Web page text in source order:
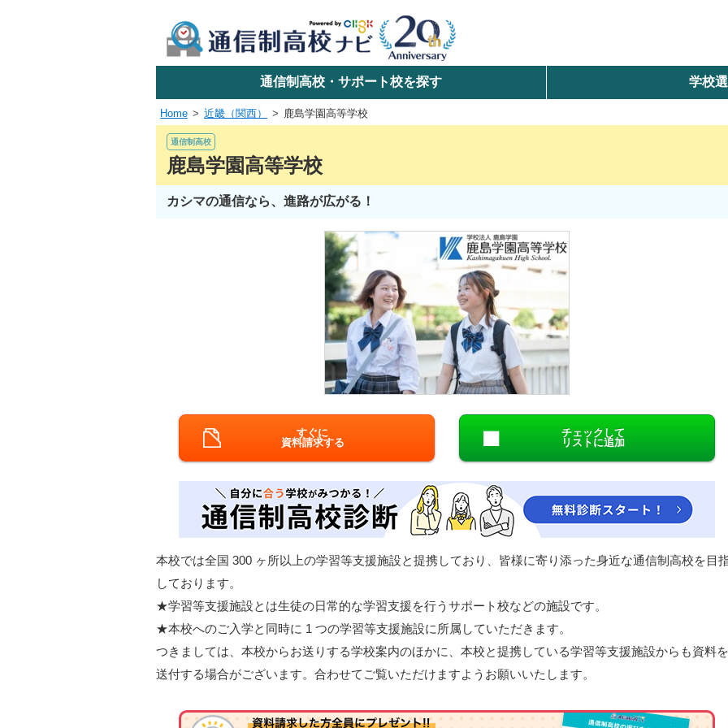
学校名で探す
検索
関東
北陸・甲信越
九州・沖縄
閉じる
通信制高校・サポート校を探す 学校
Home 近畿（関西） 鹿島学園高等学校
通信制高校
鹿島学園高等学校
カシマの通信なら、進路が広がる！
すぐに
資料請求する
チェックして
リストに追加
本校では全国 300 ヶ所以上の学習等支援施設と提携しており、皆様に寄り添った身近な通信制高校を目
しております。
★学習等支援施設とは生徒の日常的な学習支援を行うサポート校などの施設です。
★本校へのご入学と同時に 1 つの学習等支援施設に所属していただきます。
つきましては、本校からお送りする学校案内のほかに、本校と提携している学習等支援施設からも資料を
送付する場合がございます。合わせてご覧いただけますようお願いいたします。